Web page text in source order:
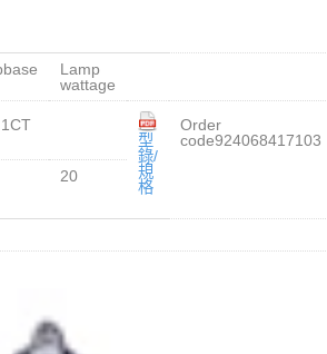
Lamp
wattage
型
錄/
規
格
Order
code924068417103
20